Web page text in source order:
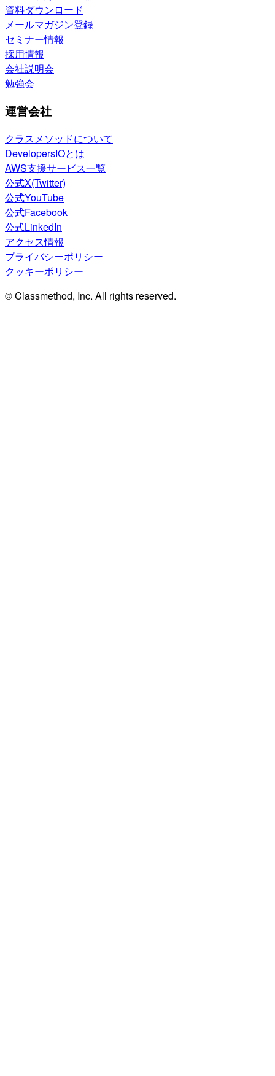
資料ダウンロード
メールマガジン登録
セミナー情報
採用情報
会社説明会
勉強会
運営会社
クラスメソッドについて
DevelopersIOとは
AWS支援サービス一覧
公式X(Twitter)
公式YouTube
公式Facebook
公式LinkedIn
アクセス情報
プライバシーポリシー
クッキーポリシー
© Classmethod, Inc. All rights reserved.